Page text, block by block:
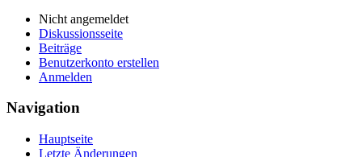
Nicht angemeldet
Diskussionsseite
Beiträge
Benutzerkonto erstellen
Anmelden
Navigation
Hauptseite
Letzte Änderungen